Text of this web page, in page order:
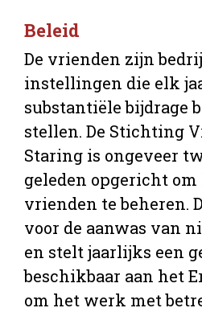
Beleid
De vrienden zijn
instellingen die elk
substantiële bijdrage
stellen. De Stichting
Staring is ongeveer
geleden opgericht
vrienden te beheren.
voor de aanwas van
en stelt jaarlijks een
beschikbaar aan het
om het werk met